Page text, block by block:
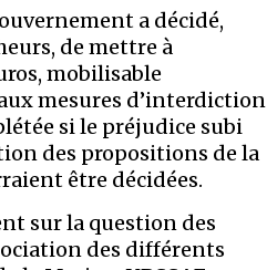
a décidé,
de mettre à
mobilisable
mesures d’interdiction
si le préjudice subi
des propositions de la
être décidées.
sur la question des
des différents